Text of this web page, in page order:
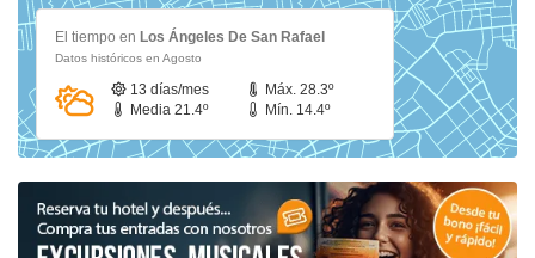
El tiempo en Los Ángeles De San Rafael
Datos históricos en Agosto
13 días/mes
Máx. 28.3º
Media 21.4º
Mín. 14.4º